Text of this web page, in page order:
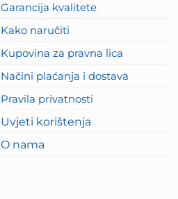
Garancija kvalitete
Kako naručiti
Kupovina za pravna lica
Načini plaćanja i dostava
Pravila privatnosti
Uvjeti korištenja
O nama